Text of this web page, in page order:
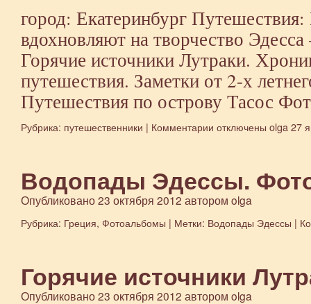
город: Екатеринбург
вдохновляют на творчество
Горячие источники Лутраки.
путешествия. Заметки от 2-х
Путешествия по острову Тасос
Рубрика: путешественники | Комментарии котключены olga 27
Водопады Эдессы.
Опубликовано23 октября 2012 автором olga
Рубрика: Греция, Фотоальбомы | Метки: Водопады Эдессы |
Горячие источники
Опубликовано23 октября 2012 автором olga